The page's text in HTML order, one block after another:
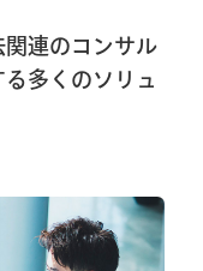
ハンズ
知らせ
連のコンサル
多くのソリュ